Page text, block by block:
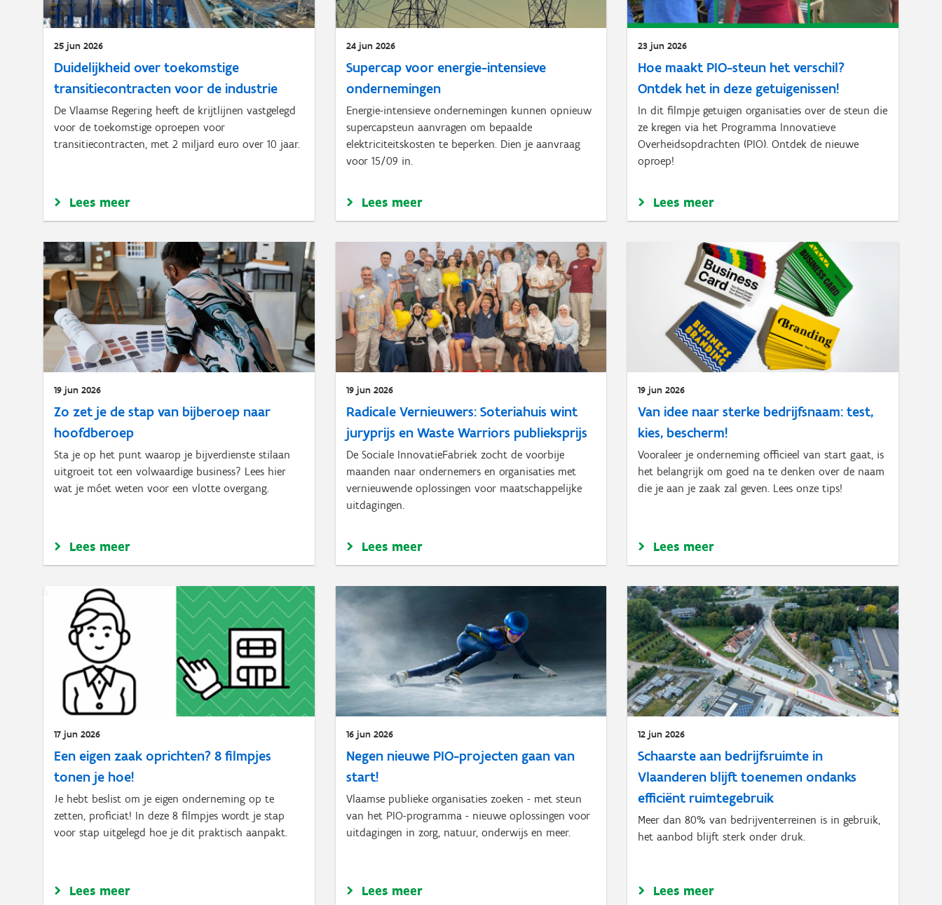
25 jun 2026
Duidelijkheid over toekomstige
transitiecontracten voor de industrie
De Vlaamse Regering heeft de krijtlijnen vastgelegd
voor de toekomstige oproepen voor
transitiecontracten, met 2 miljard euro over 10 jaar.
Lees meer
24 jun 2026
Supercap voor energie-intensieve
ondernemingen
Energie-intensieve ondernemingen kunnen opnieuw
supercapsteun aanvragen om bepaalde
elektriciteitskosten te beperken. Dien je aanvraag
voor 15/09 in.
Lees meer
23 jun 2026
Hoe maakt PIO-steun het verschil?
Ontdek het in deze getuigenissen!
In dit filmpje getuigen organisaties over de steun die
ze kregen via het Programma Innovatieve
Overheidsopdrachten (PIO). Ontdek de nieuwe
oproep!
Lees meer
19 jun 2026
Zo zet je de stap van bijberoep naar
hoofdberoep
Sta je op het punt waarop je bijverdienste stilaan
uitgroeit tot een volwaardige business? Lees hier
wat je móet weten voor een vlotte overgang.
Lees meer
19 jun 2026
Radicale Vernieuwers: Soteriahuis wint
juryprijs en Waste Warriors publieksprijs
De Sociale InnovatieFabriek zocht de voorbije
maanden naar ondernemers en organisaties met
vernieuwende oplossingen voor maatschappelijke
uitdagingen.
Lees meer
19 jun 2026
Van idee naar sterke bedrijfsnaam: test,
kies, bescherm!
Vooraleer je onderneming officieel van start gaat, is
het belangrijk om goed na te denken over de naam
die je aan je zaak zal geven. Lees onze tips!
Lees meer
17 jun 2026
Een eigen zaak oprichten? 8 filmpjes
tonen je hoe!
Je hebt beslist om je eigen onderneming op te
zetten, proficiat! In deze 8 filmpjes wordt je stap
voor stap uitgelegd hoe je dit praktisch aanpakt.
Lees meer
16 jun 2026
Negen nieuwe PIO-projecten gaan van
start!
Vlaamse publieke organisaties zoeken - met steun
van het PIO-programma - nieuwe oplossingen voor
uitdagingen in zorg, natuur, onderwijs en meer.
Lees meer
12 jun 2026
Schaarste aan bedrijfsruimte in
Vlaanderen blijft toenemen ondanks
efficiënt ruimtegebruik
Meer dan 80% van bedrijventerreinen is in gebruik,
het aanbod blijft sterk onder druk.
Lees meer